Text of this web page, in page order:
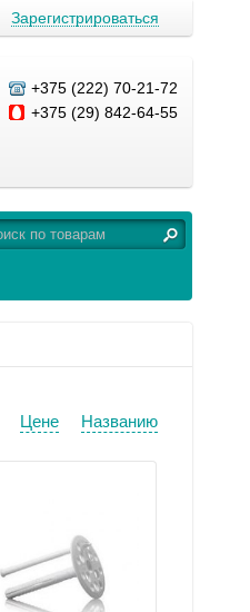
Зарегистрироваться
+375 (222) 70-21-72
+375 (29) 842-64-55
Названию
Цене